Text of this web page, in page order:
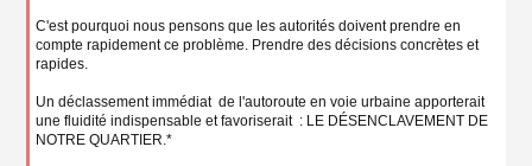
C'est pourquoi nous pensons que les autorités doivent prendre en
compte rapidement ce problème. Prendre des décisions concrètes et
rapides.
Un déclassement immédiat de l'autoroute en voie urbaine apporterait
une fluidité indispensable et favoriserait : LE DÉSENCLAVEMENT DE
NOTRE QUARTIER.*